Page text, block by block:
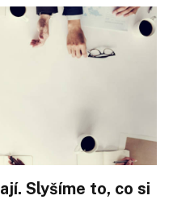
Slyšíme to, co si